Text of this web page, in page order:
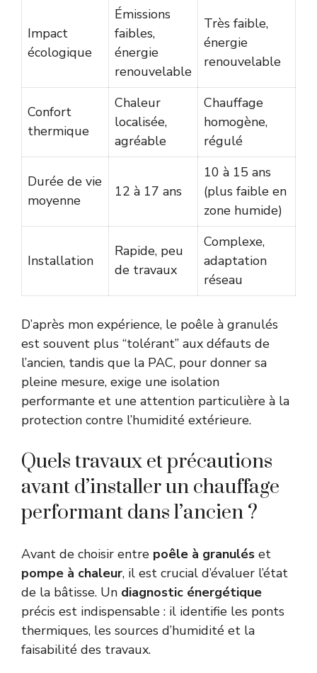
Impact
écologique
Émissions
faibles,
énergie
renouvelable
Très faible,
énergie
renouvelable
Confort
thermique
Chaleur
localisée,
agréable
Chauffage
homogène,
régulé
Durée de vie
moyenne
12 à 17 ans
10 à 15 ans
(plus faible en
zone humide)
Installation
Rapide, peu
de travaux
Complexe,
adaptation
réseau
D’après mon expérience, le poêle à granulés
est souvent plus “tolérant” aux défauts de
l’ancien, tandis que la PAC, pour donner sa
pleine mesure, exige une isolation
performante et une attention particulière à la
protection contre l’humidité extérieure.
Quels travaux et précautions
avant d’installer un chauffage
performant dans l’ancien ?
Avant de choisir entre poêle à granulés et
pompe à chaleur, il est crucial d’évaluer l’état
de la bâtisse. Un diagnostic énergétique
précis est indispensable : il identifie les ponts
thermiques, les sources d’humidité et la
faisabilité des travaux.